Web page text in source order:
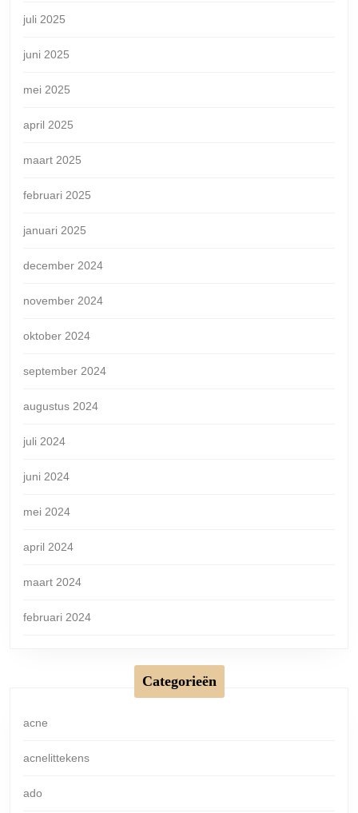
juli 2025
juni 2025
mei 2025
april 2025
maart 2025
februari 2025
januari 2025
december 2024
november 2024
oktober 2024
september 2024
augustus 2024
juli 2024
juni 2024
mei 2024
april 2024
maart 2024
februari 2024
Categorieën
acne
acnelittekens
ado